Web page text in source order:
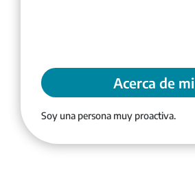
Acerca de mi
Soy una persona muy proactiva.